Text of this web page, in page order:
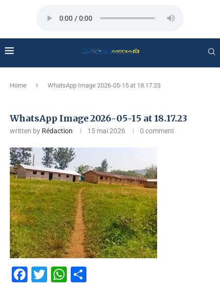
Home WhatsApp Image 2026-05-15 at 18.17.23
WhatsApp Image 2026-05-15 at 18.17.23
written by Rédaction 15 mai 2026 0 comment
Facebook
TwitterWhatsApp